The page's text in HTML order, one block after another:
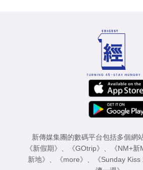
新傳媒集團的數碼平台包括多個網
《新假期》
《GOtrip》 《NM+新
新地》
《more》 《Sunday Kiss